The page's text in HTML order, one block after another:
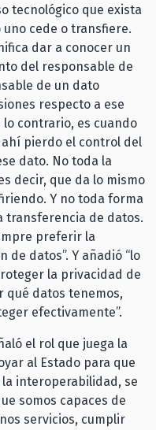
tecnológico que exista
cede o transfiere.
dar a conocer un
del responsable de
de un dato
respecto a ese
contrario, es cuando
pierdo el control del
dato. No toda la
decir, que da lo mismo
Y no toda forma
transferencia de datos.
preferir la
de datos”. Y añadió “lo
la privacidad de
qué datos tenemos,
efectivamente”.
el rol que juega la
al Estado para que
interoperabilidad, se
somos capaces de
servicios, cumplir